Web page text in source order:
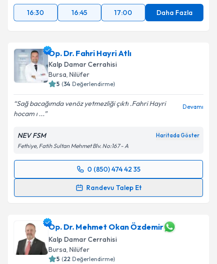
16:30
16:45 17:00 Daha Fazla
Op. Dr. Fahri Hayri Atlı
Kalp Damar Cerrahisi
Bursa, Nilüfer
5 (34 Değerlendirme)
Sağ bacağımda venöz yetmezliği çıktı .Fahri Hayri
hocam ı ...
Devamı
NEV FSM Haritada Göster
Fethiye, Fatih Sultan Mehmet Blv. No:167 - A
0 (850) 474 42 35
Randevu Talep Et
Randevu Takvimi Talebi
takvim hazırlandığında e-posta ile bilgilendireceğiz.
E-posta Adresiniz
Op. Dr. Mehmet Okan Özdemir
Kalp Damar Cerrahisi
Bursa, Nilüfer
5 (22 Değerlendirme)